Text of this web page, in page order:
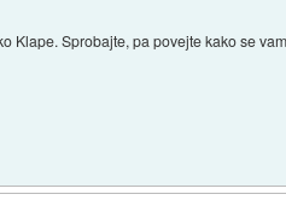
Klape. Sprobajte, pa povejte kako se